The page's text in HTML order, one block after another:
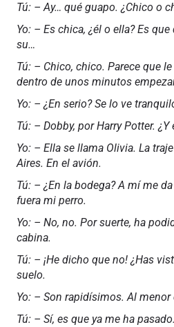
Tú: – Ay… qué guapo. ¿Chico o
Yo: – Es chica, ¿él o ella? Es
su…
Tú: – Chico, chico. Parece que
dentro de unos minutos
Yo: – ¿En serio? Se lo ve
Tú: – Dobby, por Harry Potter. ¿Y
Yo: – Ella se llama Olivia. La
Aires. En el avión.
Tú: – ¿En la bodega? A mí me
fuera mi perro.
Yo: – No, no. Por suerte, ha
cabina.
Tú: – ¡He dicho que no! ¿Has
suelo.
Yo: – Son rapidísimos. Al
Tú: – Sí, es que ya me ha